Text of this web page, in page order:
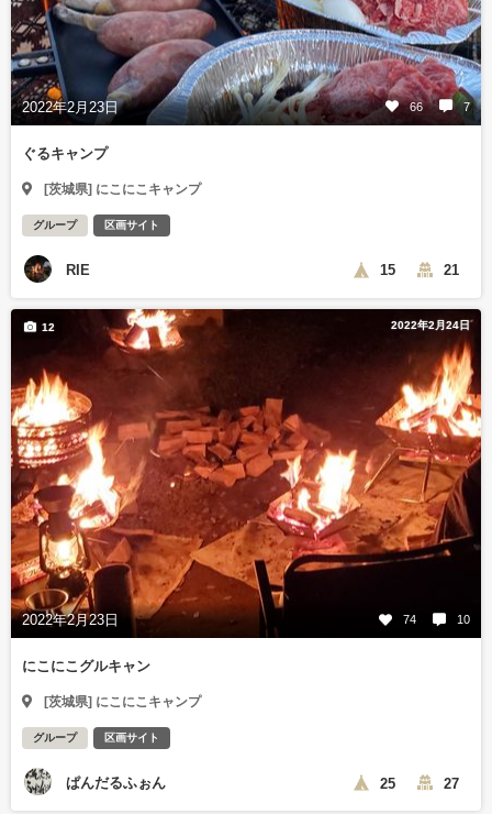
2022年2月23日 66 7
ぐるキャンプ
[茨城県] にこにこキャンプ
グループ 区画サイト
RIE 15 21
2022年2月24日
2022年2月23日 74 10
12
にこにこグルキャン
[茨城県] にこにこキャンプ
グループ 区画サイト
ぱんだるふぉん 25 27